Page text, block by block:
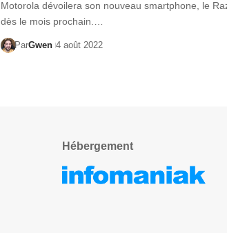
Motorola dévoilera son nouveau smartphone, le
dès le mois prochain.…
ParGwen 4 août 2022
Hébergement